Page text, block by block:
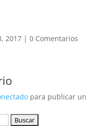
2017 |0 Comentarios
para publicar